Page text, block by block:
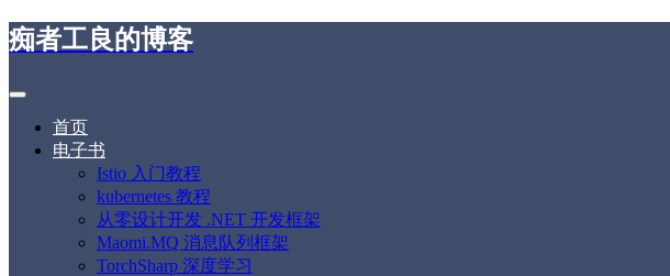
痴者工良的博客
首页
电子书
Istio 入门教程
kubernetes 教程
从零设计开发 .NET 开发框架
Maomi.MQ 消息队列框架
TorchSharp 深度学习